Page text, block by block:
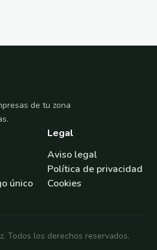
de tu zona
único
Legal
Aviso legal
Política de privacidad
Cookies
Todos los derechos reservados.